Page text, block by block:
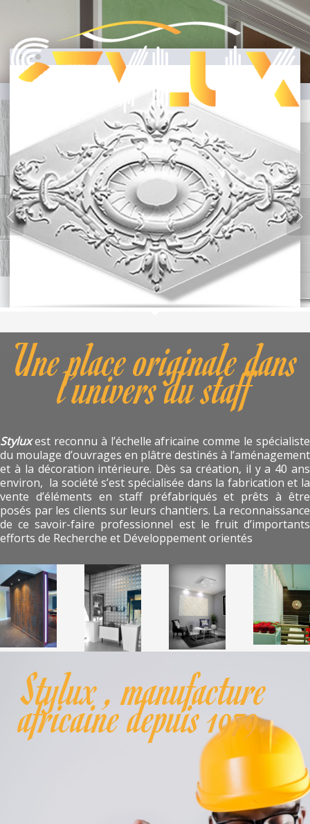
Une place originale dans
l’univers du staff
Stylux est reconnu à l’échelle africaine comme le spécialiste
du moulage d’ouvrages en plâtre destinés à l’aménagement
et à la décoration intérieure. Dès sa création, il y a 40 ans
environ, la société s’est spécialisée dans la fabrication et la
vente d’éléments en staff préfabriqués et prêts à être
posés par les clients sur leurs chantiers. La reconnaissance
de ce savoir-faire professionnel est le fruit d’importants
efforts de Recherche et Développement orientés
Stylux , manufacture
africaine depuis 1979.